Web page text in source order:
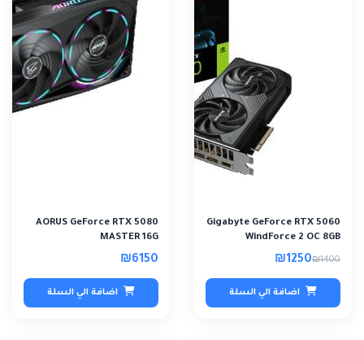
Gigabyte GeForce RTX 5060
WindForce 2 OC 8GB
₪1400
₪1250
اضافة الي السلة
AORUS GeForce RTX 5080
MASTER 16G
₪6150
اضافة الي السلة